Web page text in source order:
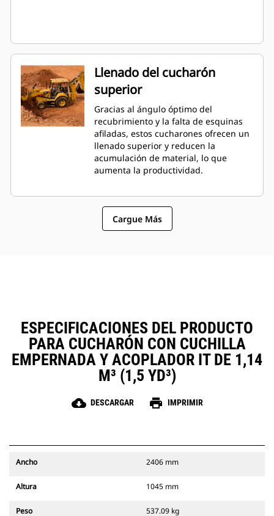
Llenado del cucharón
superior
Gracias al ángulo óptimo del
recubrimiento y la falta de esquinas
afiladas, estos cucharones ofrecen un
llenado superior y reducen la
acumulación de material, lo que
aumenta la productividad.
Cargue Más
ESPECIFICACIONES DEL PRODUCTO
PARA CUCHARÓN CON CUCHILLA
EMPERNADA Y ACOPLADOR IT DE 1,14
M³ (1,5 YD³)
cloud_download DESCARGAR print IMPRIMIR
Ancho 2406 mm
Altura 1045 mm
Peso 537.09 kg